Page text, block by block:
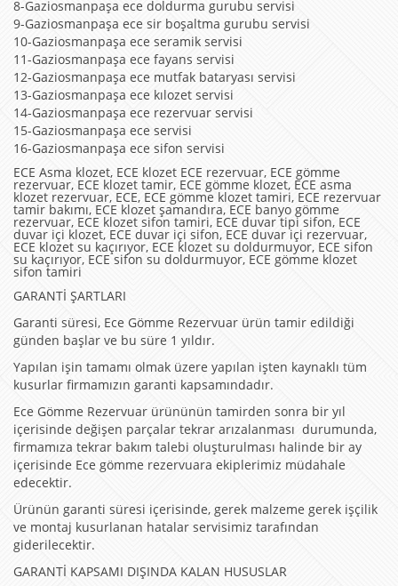
8-Gaziosmanpaşa ece doldurma gurubu servisi
9-Gaziosmanpaşa ece sir boşaltma gurubu servisi
10-Gaziosmanpaşa ece seramik servisi
11-Gaziosmanpaşa ece fayans servisi
12-Gaziosmanpaşa ece mutfak bataryası servisi
13-Gaziosmanpaşa ece kılozet servisi
14-Gaziosmanpaşa ece rezervuar servisi
15-Gaziosmanpaşa ece servisi
16-Gaziosmanpaşa ece sifon servisi
ECE Asma klozet, ECE klozet ECE rezervuar, ECE gömme
rezervuar, ECE klozet tamir, ECE gömme klozet, ECE asma
klozet rezervuar, ECE, ECE gömme klozet tamiri, ECE rezervuar
tamir bakımı, ECE klozet şamandıra, ECE banyo gömme
rezervuar, ECE klozet sifon tamiri, ECE duvar tipi sifon, ECE
duvar içi klozet, ECE duvar içi sifon, ECE duvar içi rezervuar,
ECE klozet su kaçırıyor, ECE klozet su doldurmuyor, ECE sifon
su kaçırıyor, ECE sifon su doldurmuyor, ECE gömme klozet
sifon tamiri
GARANTİ ŞARTLARI
Garanti süresi, Ece Gömme Rezervuar ürün tamir edildiği
günden başlar ve bu süre 1 yıldır.
Yapılan işin tamamı olmak üzere yapılan işten kaynaklı tüm
kusurlar firmamızın garanti kapsamındadır.
Ece Gömme Rezervuar ürününün tamirden sonra bir yıl
içerisinde değişen parçalar tekrar arızalanması durumunda,
firmamıza tekrar bakım talebi oluşturulması halinde bir ay
içerisinde Ece gömme rezervuara ekiplerimiz müdahale
edecektir.
Ürünün garanti süresi içerisinde, gerek malzeme gerek işçilik
ve montaj kusurlanan hatalar servisimiz tarafından
giderilecektir.
GARANTİ KAPSAMI DIŞINDA KALAN HUSUSLAR